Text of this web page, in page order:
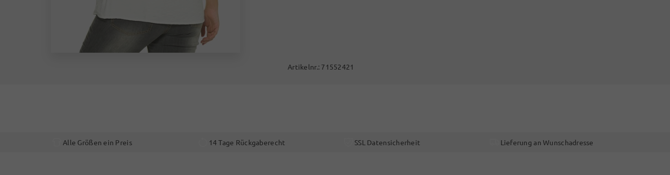
Artikelnr.: 71552421
Alle Größen ein Preis 14 Tage Rückgaberecht SSL Datensicherheit Lieferung an Wunschadresse